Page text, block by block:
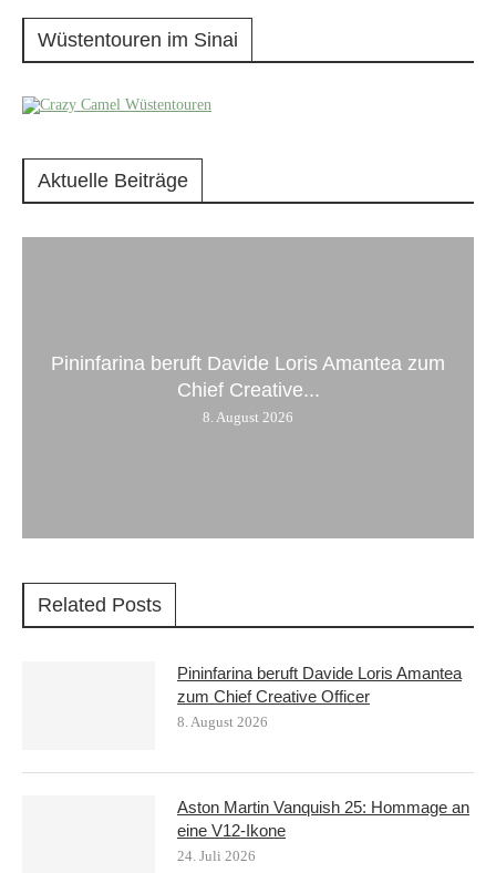
Wüstentouren im Sinai
Aktuelle Beiträge
Pininfarina beruft Davide Loris Amantea zum
Chief Creative...
8. August 2026
Related Posts
Pininfarina beruft Davide Loris Amantea
zum Chief Creative Officer
8. August 2026
Aston Martin Vanquish 25: Hommage an
eine V12-Ikone
24. Juli 2026